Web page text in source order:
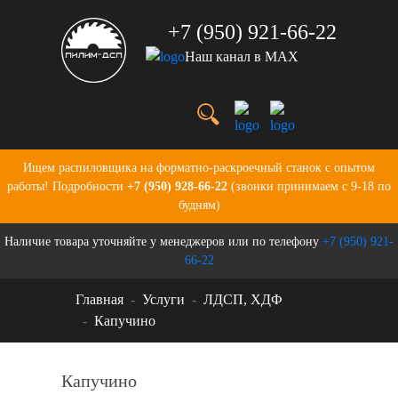
+7 (950) 921-66-22
Наш канал в MAX
Услуги
Портфолио
Производство
Бланки для заказов
Ищем распиловщика на форматно-раскроечный станок с опытом
работы! Подробности +7 (950) 928-66-22 (звонки принимаем с 9-18 по
будням)
Наличие товара уточняйте у менеджеров или по телефону +7 (950) 921-
66-22
Главная Услуги
ЛДСП, ХДФ
Капучино
Капучино